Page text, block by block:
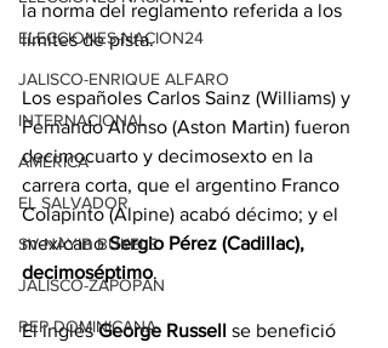
ELECCIONES-NACION24
JALISCO-ENRIQUE ALFARO
INTERNACIONAL
AMÉRICA
EL SALVADOR
SV-NAYIB BUKELE
JALISCO-ZAPOPAN
REP DOMINICANA
la norma del reglamento referida a los
límites de pista.
Los españoles Carlos Sainz (Williams) y
Fernando Alonso (Aston Martin) fueron
decimocuarto y decimosexto en la
carrera corta, que el argentino Franco
Colapinto (Alpine) acabó décimo; y el
mexicano Sergio Pérez (Cadillac),
decimoséptimo.
El inglés George Russell se benefició